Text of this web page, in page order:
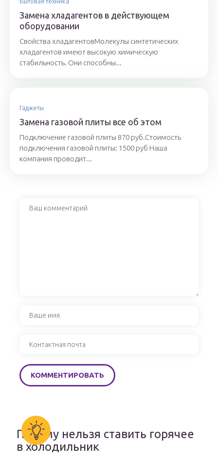
Замена хладагентов в действующем
оборудовании
Свойства хладагентовМолекулы синтетических
хладагентов имеют высокую химическую
стабильность. Они способны...
Гаджеты
Замена газовой плиты все об этом
Подключение газовой плиты 870 руб.Стоимость
подключения газовой плиты: 1500 руб Наша
компания проводит...
Почему нельзя ставить горячее
в холодильник